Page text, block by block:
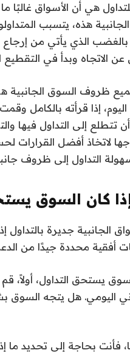
هي أن الأسواق
هذه، يتسبب
الذي يأتي من إرجاع
الاتجاه وبدأ في التقطيع
ظروف السوق الجانبية
إذا قرأته بالكامل
تتطلع إلى التداول فيها
لاتخاذ أفضل القرارات
التداول إلى ظروف
الجانبية جديرة بالتداول
أفقية محددة جيدًا من
يستحق التداول، أولاً،
اليومي. هل يتجه السوق
فأنت بحاجة إلى تحديد